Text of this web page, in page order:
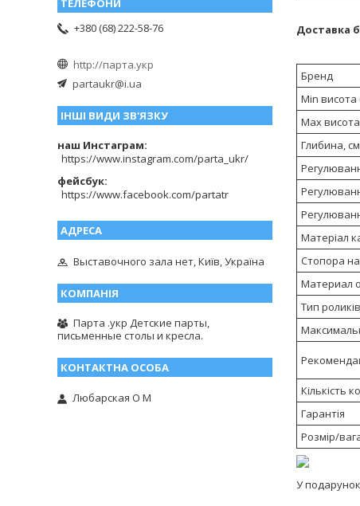
Доставка
Бренд
Min висота
Max
Глибина,
Матеріал
Стопора
Материал
Тип роликів
Кількість
Гарантія
Розмір/
У
+380 (68) 222-58-76
http://парта.укр
partaukr@i.ua
ІНШІ ВИДИ ЗВ'ЯЗКУ
наш Инстаграм
https://www.instagram.com/parta_ukr/
фейсбук
https://www.facebook.com/partatr
Выставочного зала нет, Київ, Україна
Парта .укр Детские парты,
письменные столы и кресла.
Любарская О М